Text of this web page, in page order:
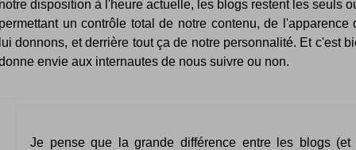
disposition à l'heure actuelle, les blogs restent les seuls
un contrôle total de notre contenu, de l'apparence
donnons, et derrière tout ça de notre personnalité. Et c'est
envie aux internautes de nous suivre ou non.
Je pense que la grande différence entre les blogs